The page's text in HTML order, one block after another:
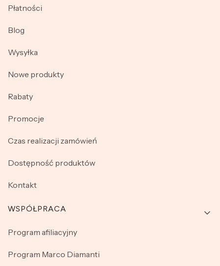
Płatności
Blog
Wysyłka
Nowe produkty
Rabaty
Promocje
Czas realizacji zamówień
Dostępność produktów
Kontakt
WSPÓŁPRACA
Program afiliacyjny
Program Marco Diamanti